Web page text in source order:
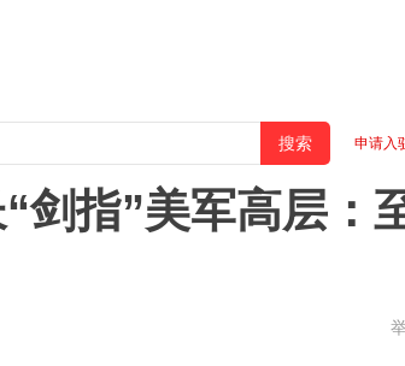
申请入
剑指”美军高层：